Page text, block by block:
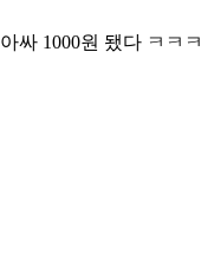
아싸 1000원 됐다 ㅋㅋㅋ